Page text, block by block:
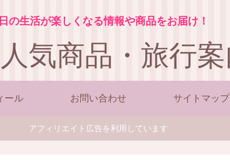
の生活が楽しくなる情報や商品をお届け！
気商品・旅行
ール お問い合わせ サイトマップ
アフィリエイト広告を利用しています